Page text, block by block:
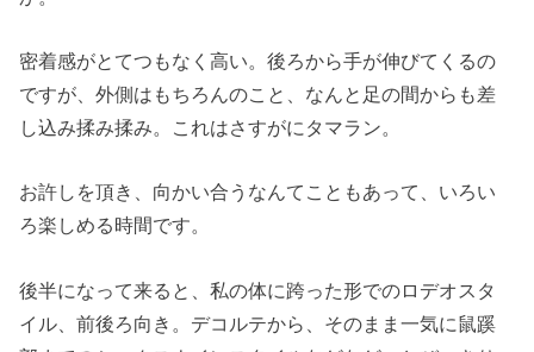
密着感がとてつもなく高い。後ろから手が伸びてくるの
ですが、外側はもちろんのこと、なんと足の間からも差
し込み揉み揉み。これはさすがにタマラン。
お許しを頂き、向かい合うなんてこともあって、いろい
ろ楽しめる時間です。
後半になって来ると、私の体に跨った形でのロデオスタ
イル、前後ろ向き。デコルテから、そのまま一気に鼠蹊